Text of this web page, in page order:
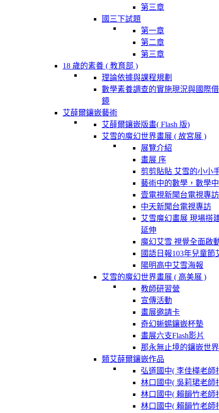
第三章
國三下試題
第一章
第二章
第三章
18 歲的素養 ( 教育部 )
理論依據與課程規劃
數學素養調查的實施現況與國際借
鏡
艾薛爾鑲嵌藝術
艾薛爾鑲嵌版畫( Flash 版)
艾雪的魔幻世界畫展 ( 故宮展 )
展覽介紹
畫展 序
剪剪貼貼 艾雪的小小
藝術中的數學，數學
壹電視新聞台電視專訪
中天新聞台電視專訪
艾雪魔幻畫展 現場搭
延伸
魔幻艾雪 視覺全面啟
國語日報103年兒童節
陽明高中艾雪海報
艾雪的魔幻世界畫展 ( 高美展 )
教師研習營
宣傳活動
畫展邀請卡
奇幻蜥蜴鑲嵌杯墊
畫展六支Flash影片
那永無止境的鑲嵌世界
類艾薛爾鑲嵌作品
弘道國中( 李佳樺老師
林口國中( 吳莉珺老師
林口國中( 賴韻竹老師
林口國中( 賴韻竹老師